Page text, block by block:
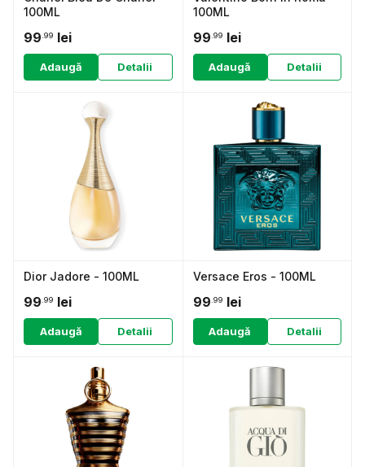
100ML
99 .99 lei
Adaugă Detalii
100ML
99 .99 lei
Adaugă Detalii
Dior Jadore - 100ML
99 .99 lei
Adaugă Detalii
Versace Eros - 100ML
99 .99 lei
Adaugă Detalii